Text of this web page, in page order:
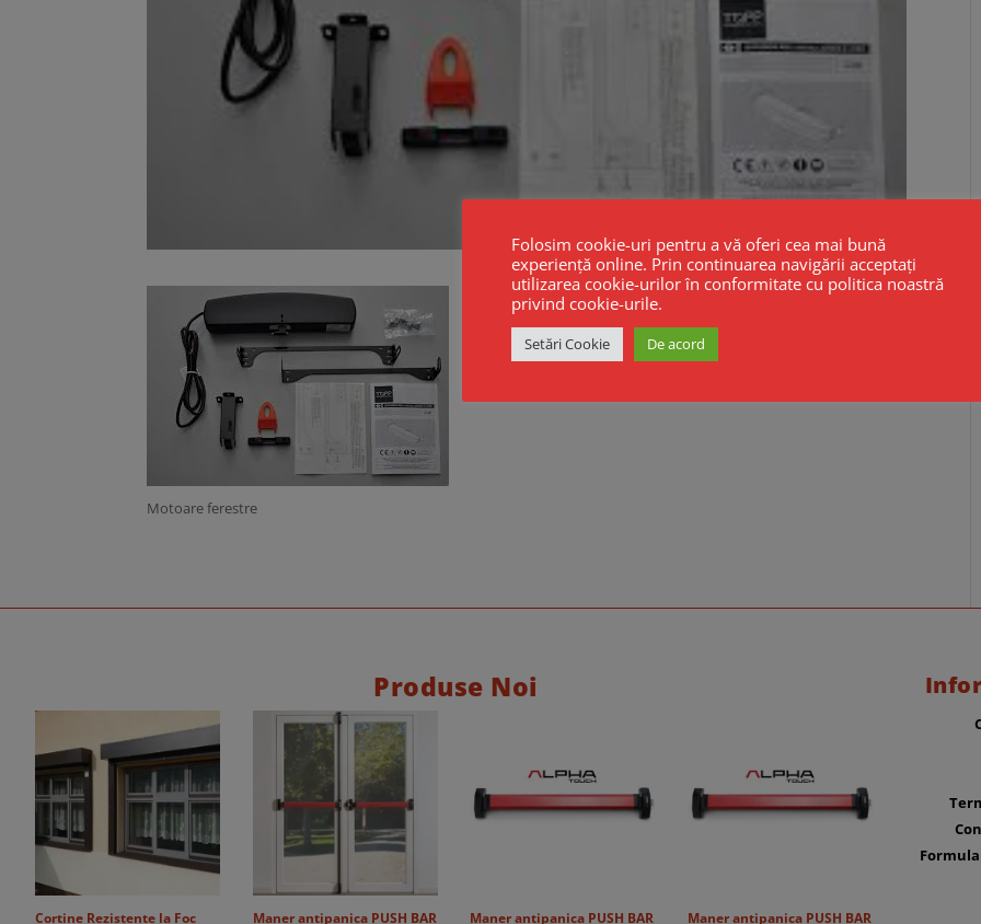
Motoare ferestre
Produse Noi
Cortine Rezistente la Foc Maner antipanica PUSH BAR Maner antipanica PUSH BAR Maner antipanica PUSH BAR
Folosim cookie-uri pentru a vă oferi cea mai bună
experiență online. Prin continuarea navigării acceptați
utilizarea cookie-urilor în conformitate cu politica noastră
privind cookie-urile.
Setări Cookie De acord